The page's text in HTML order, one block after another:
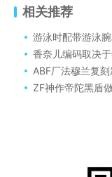
相关推荐
游泳时配带游泳
香奈儿编码取决
ABF厂法穆兰复刻
ZF神作帝陀黑盾